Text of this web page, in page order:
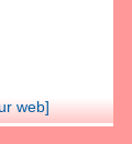
web]